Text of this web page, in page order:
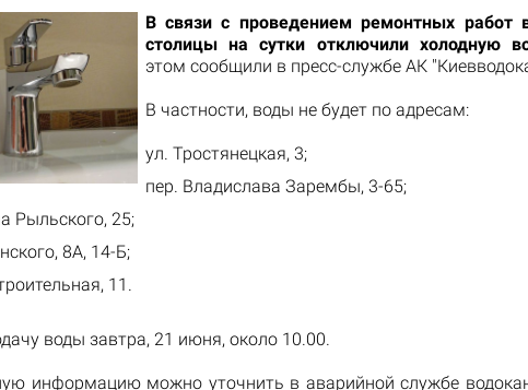
В связи с проведением ремонтных работ
столицы на сутки отключили холодную
этом сообщили в пресс-службе АК
В частности, воды не будет по адресам:
ул. Тростянецкая, 3;
пер. Владислава Зарембы, 3-65;
Рыльского, 25;
8А, 14-Б;
11.
воды завтра, 21 июня, около 10.00.
информацию можно уточнить в аварийной службе